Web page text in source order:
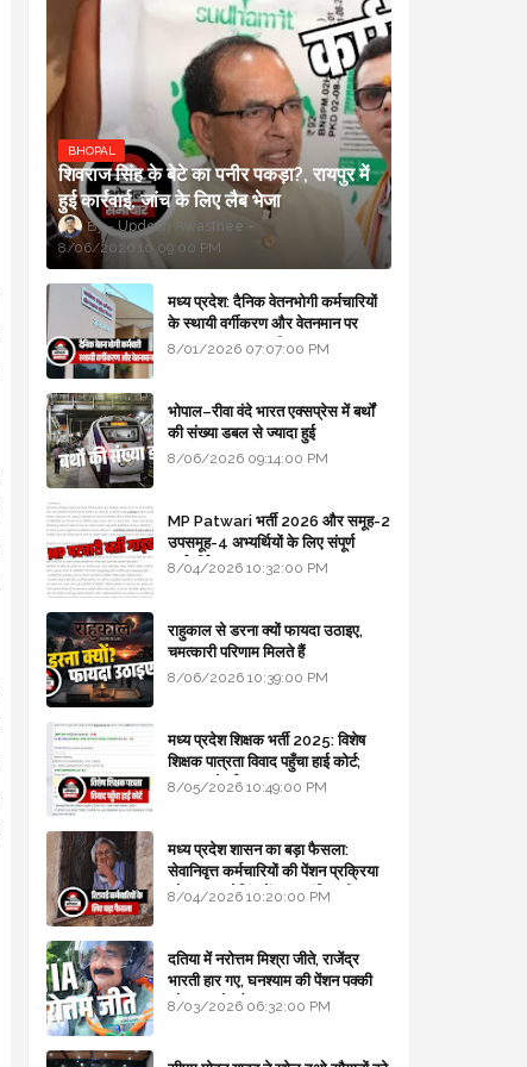
BHOPAL
शिवराज सिंह के बेटे का पनीर पकड़ा?, रायपुर में
हुई कार्रवाई, जांच के लिए लैब भेजा
Updesh Awasthee
8/06/2026 10:09:00 PM
मध्य प्रदेश: दैनिक वेतनभोगी कर्मचारियों
के स्थायी वर्गीकरण और वेतनमान पर
सरकार का बड़ा स्पष्टीकरण
8/01/2026 07:07:00 PM
भोपाल–रीवा वंदे भारत एक्सप्रेस में बर्थों
की संख्या डबल से ज्यादा हुई
8/06/2026 09:14:00 PM
MP Patwari भर्ती 2026 और समूह-2
उपसमूह-4 अभ्यर्थियों के लिए संपूर्ण
मार्गदर्शिका
8/04/2026 10:32:00 PM
राहुकाल से डरना क्यों फायदा उठाइए,
चमत्कारी परिणाम मिलते हैं
8/06/2026 10:39:00 PM
मध्य प्रदेश शिक्षक भर्ती 2025: विशेष
शिक्षक पात्रता विवाद पहुँचा हाई कोर्ट;
सरकार से माँगा जवाब
8/05/2026 10:49:00 PM
मध्य प्रदेश शासन का बड़ा फैसला:
सेवानिवृत्त कर्मचारियों की पेंशन प्रक्रिया
और बजट कोडिंग में हुए क्रांतिकारी
8/04/2026 10:20:00 PM
दतिया में नरोत्तम मिश्रा जीते, राजेंद्र
भारती हार गए, घनश्याम की पेंशन पक्की
और आशुतोष बैक टू...
8/03/2026 06:32:00 PM